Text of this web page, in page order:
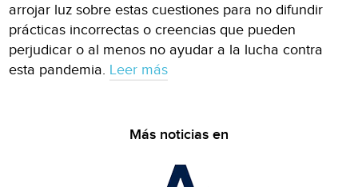
arrojar luz sobre estas cuestiones para no difundir
prácticas incorrectas o creencias que pueden
perjudicar o al menos no ayudar a la lucha contra
esta pandemia. Leer más
Más noticias en